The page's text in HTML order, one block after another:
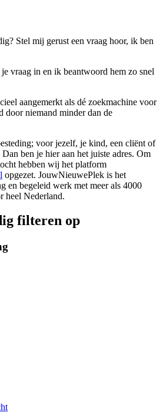
Stel mij gerust een vraag hoor, ik ben
vraag in en ik beantwoord hem zo snel
aangemerkt als dé zoekmachine voor
door niemand minder dan de
voor jezelf, je kind, een cliënt of
ben je hier aan het juiste adres. Om
hebben wij het platform
opgezet. JouwNieuwePlek is het
en begeleid werk met meer als 4000
heel Nederland.
filteren op